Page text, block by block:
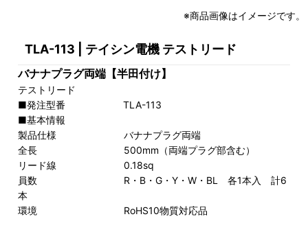
※商品画像はイメージです。
TLA-113 | テイシン電機 テストリード
バナナプラグ両端【半田付け】
テストリード
■発注型番 TLA-113
■基本情報
製品仕様 バナナプラグ両端
全長 500mm（両端プラグ部含む）
リード線 0.18sq
員数 R・B・G・Y・W・BL 各1本入 計6
本
環境 RoHS10物質対応品